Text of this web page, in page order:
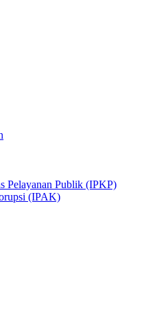
Pelayanan Publik (IPKP)
(IPAK)